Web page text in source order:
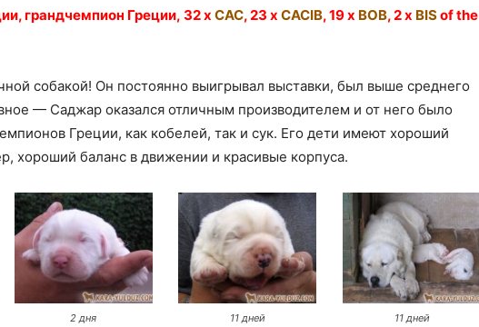
грандчемпион Греции, 32 x CAC, 23 x CACIB, 19 x BOB, 2 x BISof the
собакой! Он постоянно выигрывал выставки, был выше среднего
— Саджар оказался отличным производителем и от него было
Греции, как кобелей, так и сук. Его дети имеют хороший
хороший баланс в движении и красивые корпуса.
2 дня 11 дней 11 дней